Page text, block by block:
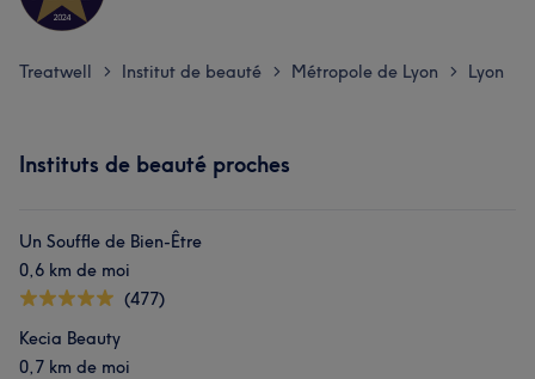
Treatwell > Institut de beauté > Métropole de Lyon > Lyon
Instituts de beauté proches
Un Souffle de Bien-Être
0,6 km de moi
(477)
Kecia Beauty
0,7 km de moi